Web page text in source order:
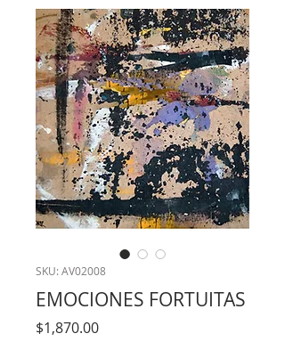
SKU: AV02008
EMOCIONES FORTUITAS
$1,870.00Precio